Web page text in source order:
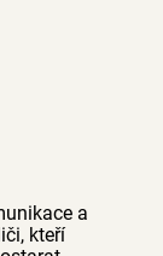
a
kteří